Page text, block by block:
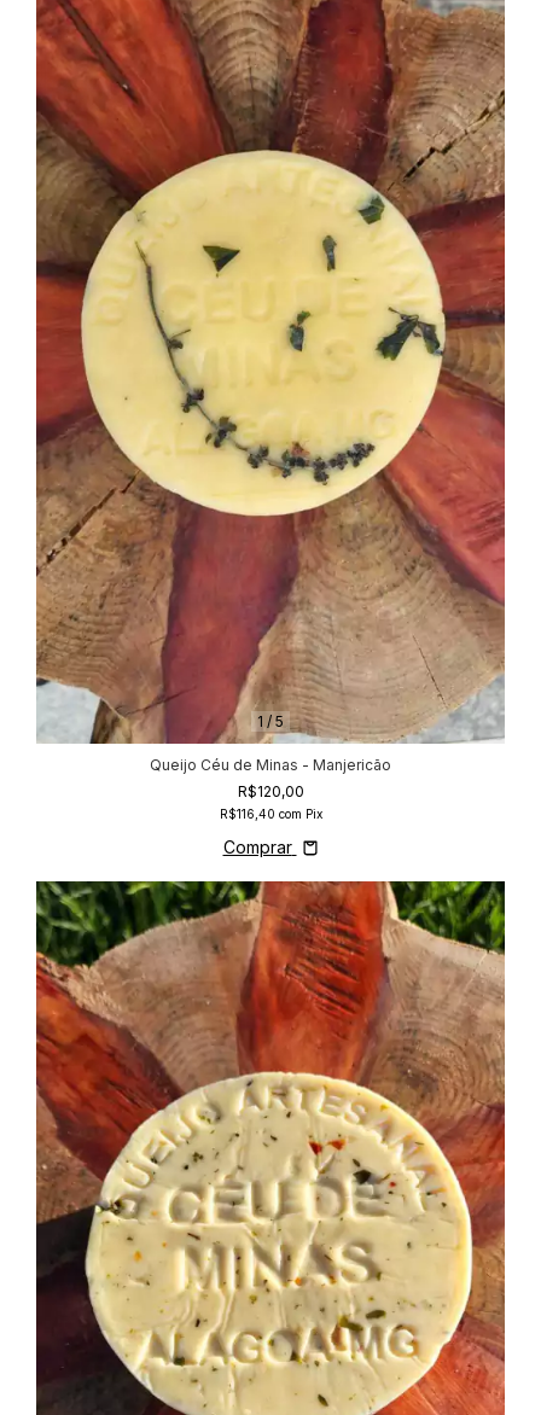
1 / 5
Queijo Céu de Minas - Manjericão
R$120,00
R$116,40 com Pix
Comprar